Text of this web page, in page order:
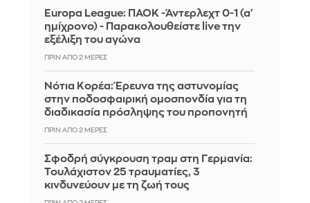
Europa League: ΠΑΟΚ -Άντερλεχτ 0-1 (α'
ημίχρονο) - Παρακολουθείστε live την
εξέλιξη του αγώνα
ΠΡΙΝ ΑΠΌ 2 ΜΈΡΕΣ
Νότια Κορέα: Έρευνα της αστυνομίας
στην ποδοσφαιρική ομοσπονδία για τη
διαδικασία πρόσληψης του προπονητή
ΠΡΙΝ ΑΠΌ 2 ΜΈΡΕΣ
Σφοδρή σύγκρουση τραμ στη Γερμανία:
Τουλάχιστον 25 τραυματίες, 3
κινδυνεύουν με τη ζωή τους